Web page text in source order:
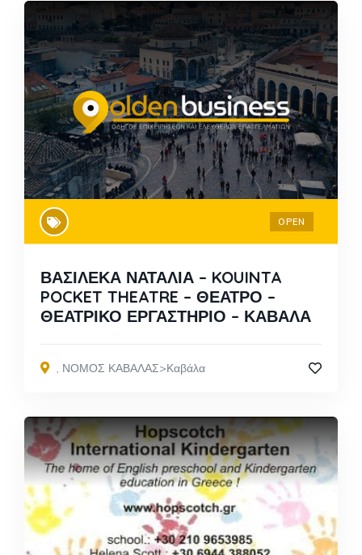
OPEN
ΒΑΣΙΛΕΚΑ ΝΑΤΑΛΙΑ – KOUINTA
POCKET THEATRE – ΘΕΑΤΡΟ –
ΘΕΑΤΡΙΚΟ ΕΡΓΑΣΤΗΡΙΟ – ΚΑΒΑΛΑ
ΝΟΜΟΣ ΚΑΒΑΛΑΣ>Καβάλα